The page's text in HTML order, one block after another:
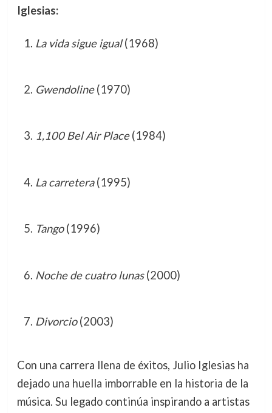
Iglesias:
La vida sigue igual(1968)
Gwendoline(1970)
1,100 Bel Air Place(1984)
La carretera(1995)
Tango(1996)
Noche de cuatro lunas(2000)
Divorcio(2003)
Con una carrera llena de éxitos, Julio Iglesias ha
dejado una huella imborrable en la historia de la
música. Su legado continúa inspirando a artistas